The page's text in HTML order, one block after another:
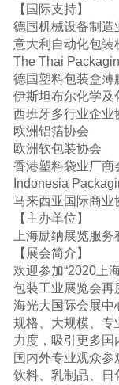
【国际支持】
德国机械设备制造
意大利自动化包装
The Thai
德国塑料包装盒薄
伊斯坦布尔化学及
西班牙多行业企业
欧洲铝箔协会
欧洲软包装协会
香港塑料袋业厂商
Indonesia
马来西亚国际商业
【主办单位】
上海励纳展览服务
【展会简介】
欢迎参加“2020上
包装工业展览会再
海光大国际会展中
规格、大规模、专
力度，吸引更多国
国内外专业观众参
饮料、乳制品、日